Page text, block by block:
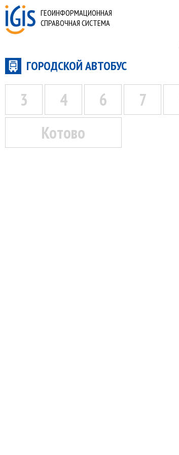
ГЕОИНФОРМАЦИОННАЯ
СПРАВОЧНАЯ СИСТЕМА
ГОРОДСКОЙ АВТОБУС
3 4 6 7
Котово